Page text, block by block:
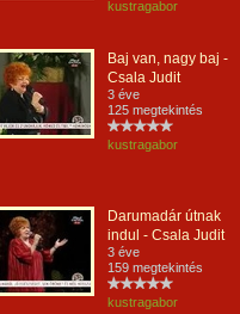
kustragabor
Baj van, nagy baj -
Csala Judit
3 éve
125 megtekintés
kustragabor
Darumadár útnak
indul - Csala Judit
3 éve
159 megtekintés
kustragabor